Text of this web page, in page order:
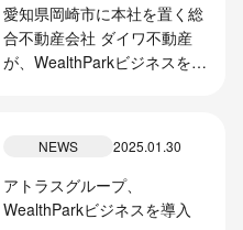
愛知県岡崎市に本社を置く総
合不動産会社 ダイワ不動産
が、WealthParkビジネスを導
NEWS 2025.01.30
アトラスグループ、
WealthParkビジネスを導入